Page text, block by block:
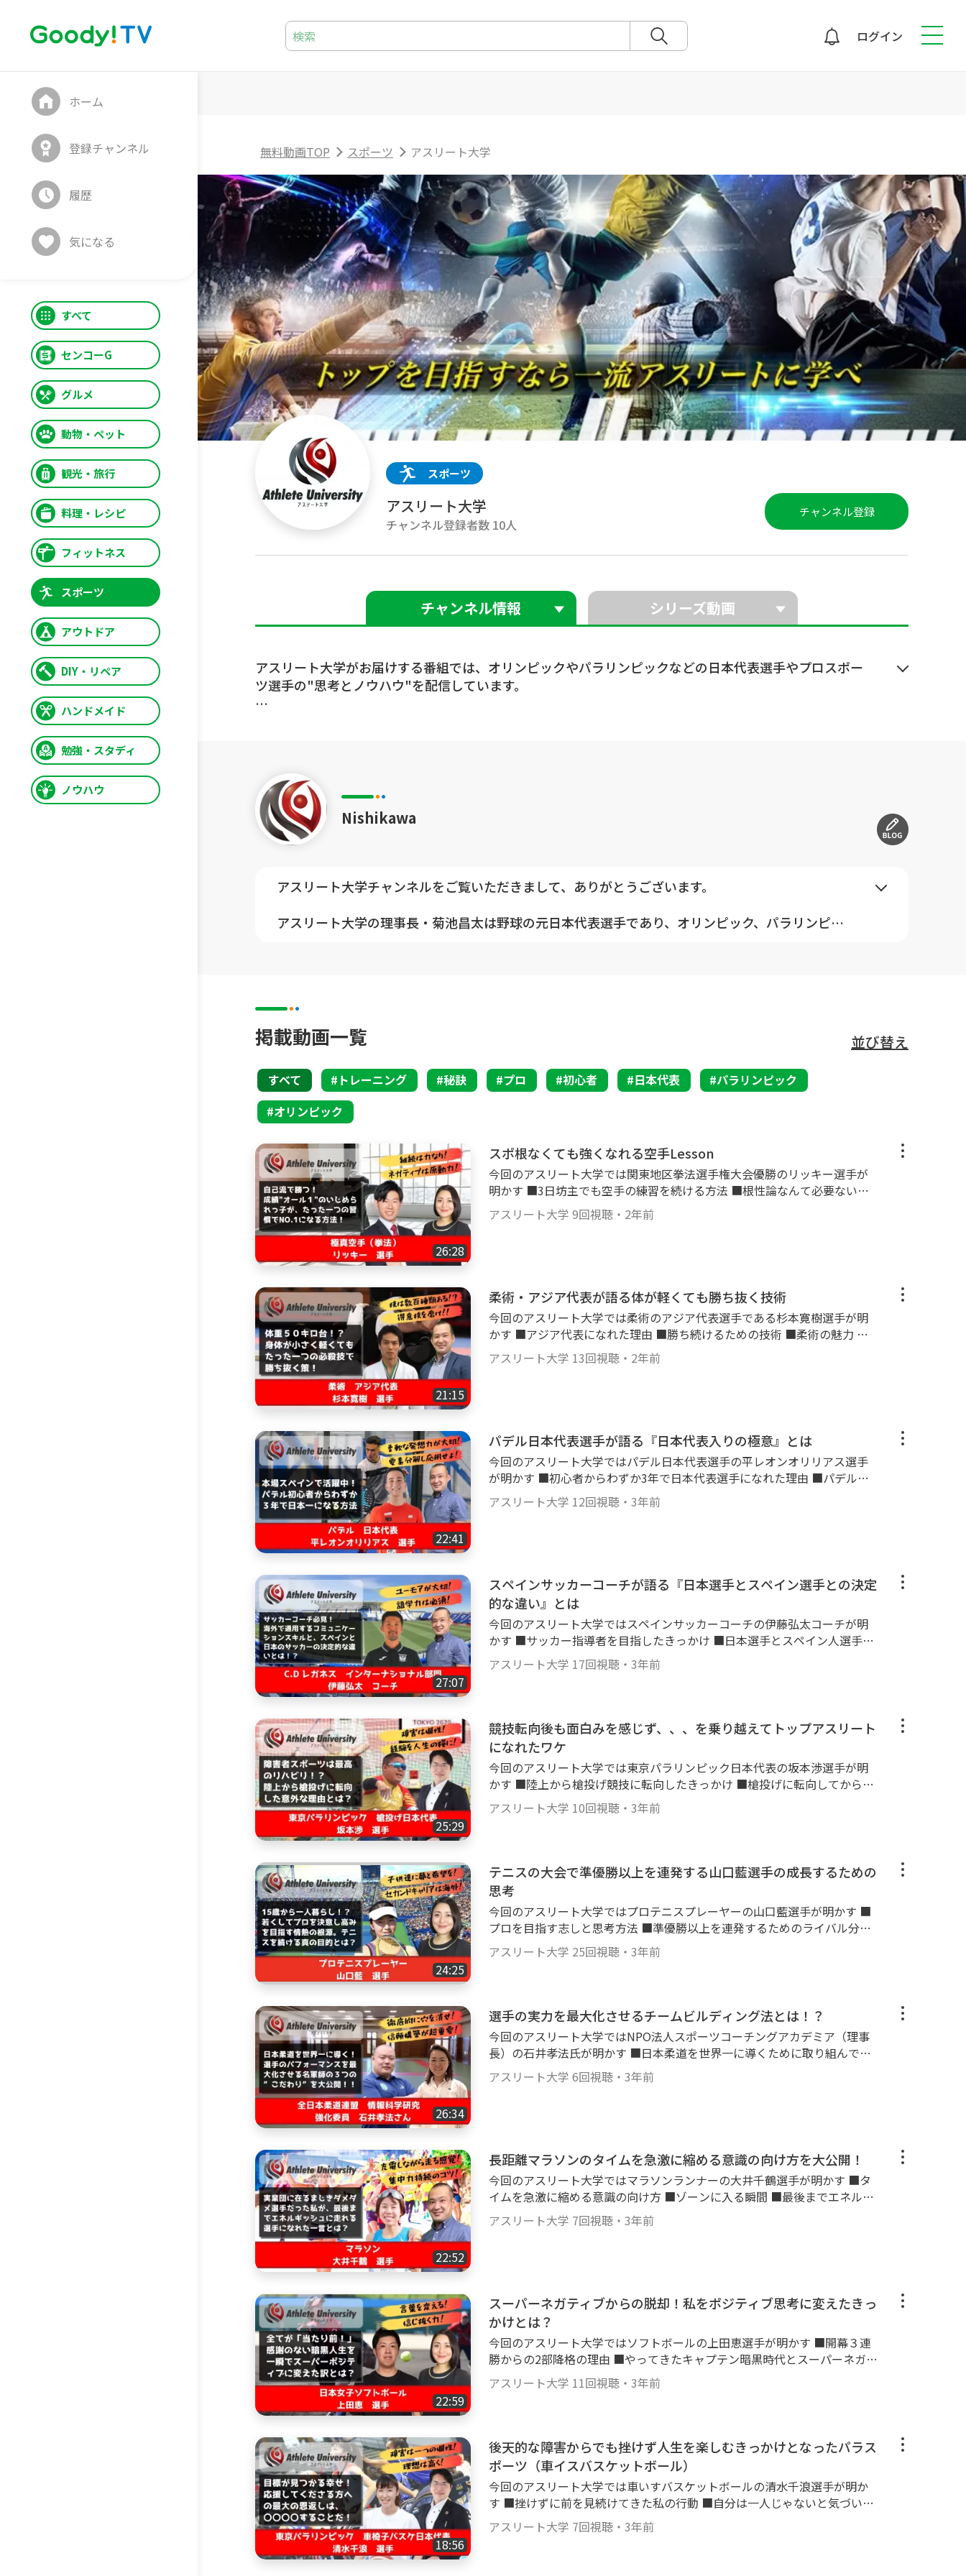
ログイン
ホーム
登録チャンネル
履歴
気になる
すべて
センコーG
グルメ
動物・ペット
観光・旅行
料理・レシピ
フィットネス
スポーツ
アウトドア
DIY・リペア
ハンドメイド
勉強・スタディ
ノウハウ
無料動画TOP スポーツ アスリート大学
スポーツ
アスリート大学
チャンネル登録者数 10人
チャンネル登録
チャンネル情報 シリーズ動画
アスリート大学がお届けする番組では、オリンピックやパラリンピックなどの日本代表選手やプロスポー
ツ選手の"思考とノウハウ"を配信しています。
■プロを目指している人
■レギュラー入りができなくて悩んでいる
■どんなトレーニングがいいのか？
理事長の菊池昌太をはじめ、頼もしいパーソナリティのメンバーが深掘りインタビューをしています。
Nishikawa
アスリート大学チャンネルをご覧いただきまして、ありがとうございます。
アスリート大学の理事長・菊池昌太は野球の元日本代表選手であり、オリンピック、パラリンピッ
そして今回、アスリート大学理事長の菊池昌太を中心に頼もしいパーソナリティーのメンバーと共
に、将来プロスポーツ選手を目指す子どもたちや、すでに活躍しているアスリートの一助になれれ
ばと思い、
スポーツ教育をテーマとして野球やサッカー、テニス、バスケットボールといった様々な競技種目
のトップアスリートたちから【プロで通用する思考とノウハウ】を伺い、アスリート大学チャンネ
そしてこの文面を執筆し、番組のクリエイト部分を担当しているのが、わたくし西川です。
私個人はアスリートとは程遠く、ぽっこりお腹が出ている中年男性（40代）です。
るようになりました。
特に下半身の筋肉が少ないので、まずは自重トレーニングから取り組んで筋肉を増やして代謝を上
げていきたいと思ってます。
このようなメンバーで楽しく和気藹々としながらも、鋭い角度からトップアスリートがなかなか表
では語らない極秘トレーニングなどについて語ってもらった内容を配信していますので、是非とも
掲載動画一覧 並び替え
すべて トレーニング 秘訣 プロ 初心者 日本代表
パラリンピック
オリンピック
26:28
スポ根なくても強くなれる空手Lesson
今回のアスリート大学では関東地区拳法選手権大会優勝のリッキー選手が
明かす ■3日坊主でも空手の練習を続ける方法 ■根性論なんて必要ない！
必要なのは〇〇 ■習慣化の極意 などなど ・空手の大会で活躍したい ・小
柄でも強くなりたい ・いつも長続きせずに3日坊主 という人向けに、関東
真）、拳法 【実績】 2005年度、関東地区拳法選手権大会優勝 2009年度、
愛知県立大学レシテーション大会、英語部門、最優秀賞 この動画を見終わ
った頃には、どのようなトレーニングをすれば空手家として強くなり試合
で勝てるようになるのかが分かります。 是非とも、今すぐに動画サイトGo
ody!TVのアスリート大学チャンネルでご視聴してみてください！
アスリート大学 9回視聴 ・ 2年前
21:15
柔術・アジア代表が語る体が軽くても勝ち抜く技術
今回のアスリート大学では柔術のアジア代表選手である杉本寛樹選手が明
かす ■アジア代表になれた理由 ■勝ち続けるための技術 ■柔術の魅力 な
どなど ・これから柔術を始めたい ・柔術の大会で活躍したい ・小柄でも強
くなりたい という人向けに、柔術のアジア代表選手である杉本寛樹選手が
勝（2018） 紫帯 アブダビワールドプロ 3位（2017） アブダビグランド
スラム東京 優勝（2017）ヒクソン杯 優勝（2013、2014） IBJJFワールド 3
位（2016） IBJJFアジア 優勝（2013、2015） JBJJF全日本 優勝（2013、
2015） 青帯 IBJJFパン選手権 優勝（2013） IBJJFアジア 優勝（2012）
JJFJ全日本 優勝（2010、2011） この動画を見終わった頃には、どのよう
アスリート大学 13回視聴 ・ 2年前
22:41
パデル日本代表選手が語る『日本代表入りの極意』とは
今回のアスリート大学ではパデル日本代表選手の平レオンオリリアス選手
が明かす ■初心者からわずか3年で日本代表選手になれた理由 ■パデルの
魅力 ■トッププレーヤーになるための経験値の貯め方 などなど ・これから
パデルを始めようかと考えている ・もっとパデルが上手くなりたい ・パデ
ついて、その秘訣を赤裸々に語っていただきます。 【平レオンオリリア
ス 選手】 パデル 【実績】 第4回全日本パデル選手権優勝 2020-2021年度
日本パデルツアーオープン大会８連勝 パデル日本代表Aチーム(2019,2020,2
021) 2019パデルジュニア世界選手権日本代表キャプテン この動画を見終わ
った頃には、パデル初心者からわずか3年で日本一になる方法を知ることが
できます。 是非とも、今すぐに動画サイトGoody!TVのアスリート大学チャ
ンネルでご視聴してみてください！
アスリート大学 12回視聴 ・ 3年前
27:07
スペインサッカーコーチが語る『日本選手とスペイン選手との決定
的な違い』とは
今回のアスリート大学ではスペインサッカーコーチの伊藤弘太コーチが明
かす ■サッカー指導者を目指したきっかけ ■日本選手とスペイン人選手の
決定的な違い ■世界で通用するサッカースキルを手に入れるために大切な
こと などなど ・サッカー監督・コーチとして関わっていきたい ・世界に通
実際に指導者になるまでの道のりと、日本選手の有利な部分と世界に通用す
る活かし方について秘訣を赤裸々に語っていただきます。 【伊藤弘太 コ
ーチ】 サッカー指導者 【指導歴】 スペイン指導者ライセンスレベル3(S級
相当) AD ALCORCON 2019-2021 CD LEGANES 2021- この動画を見終わった
頃には、指導者としてこれから活動していくにはどのような行動を取れば
いいのかが分かります。 また、世界に通用するサッカー選手になるため
アスリート大学 17回視聴 ・ 3年前
25:29
競技転向後も面白みを感じず、、、を乗り越えてトップアスリート
になれたワケ
今回のアスリート大学では東京パラリンピック日本代表の坂本渉選手が明
かす ■陸上から槍投げ競技に転向したきっかけ ■槍投げに転向してからの
向き合い方 ■楽しみを失った状態からの打開策 などなど ・競技そのものを
転向したい ・新たな競技に挑戦したい ・面白みがなくなった、、、スラン
語っていただきます。 【坂本渉 選手】 陸上競技（槍投げ） 【実績】 ２０
１９年 第30回 日本パラ陸上競技選手権大会 砲丸投げ２位 やり投げ２位
第24回 関東パラ陸上競技選手権大会 砲丸投げ２位 やり投げ２ 位 天皇
陛下御即位記念2019ジャパンパラ陸上競技大会 砲丸投げ２位 やり投げ
１位 ２０２０年 第31回日本パラ陸上競技選手権大会 砲丸投げ２位 やり
投げ２位 第25回関東パラ陸上競技選手権大会 砲丸投げ１位 やり投げ１
年 World Para Athletics Grand Prix Beigin 2017 砲丸投げ 金メダル/や
り投げ 金メダル この動画を見終わった頃には、新たなチャレンジやスラ
ンプ脱出への勇気と対策法を知ることができます。 是非とも、今すぐに動
画サイトGoody!TVのアスリート大学チャンネルでご視聴してみてくださ
い！
アスリート大学 10回視聴 ・ 3年前
24:25
テニスの大会で準優勝以上を連発する山口藍選手の成長するための
思考
今回のアスリート大学ではプロテニスプレーヤーの山口藍選手が明かす ■
プロを目指す志しと思考方法 ■準優勝以上を連発するためのライバル分析
方法 ■行動力が身についたきっかけ などなど ・テニスの大会で優勝したい
・テニスがもっと上手くなりたい ・これからプロテニスプレーヤーを目指
語っていただきます。 【山口藍 選手】 【種目】 プロテニスプレーヤー
【実績】 2016年 ワールドジュニアU14 日本代表 2017 中牟田杯全国選抜ジ
ュニア 単 準優勝 2017 ITFJr サイパンG5 単 準優勝 2017ITFJr 兵庫G4 単 ベ
スト4 2017 全国中学生テニス選手権 単 準優勝 2018ITFJr 香港 ベスト 単 ベ
スト4 2018ITFJr 茅ヶ崎G5 単複 優勝 2018ITFJr 中国G3 複 準優勝 2019ITFJ
ody!TVのアスリート大学チャンネルでご視聴してみてください！
アスリート大学 25回視聴 ・ 3年前
26:34
選手の実力を最大化させるチームビルディング法とは！？
今回のアスリート大学ではNPO法人スポーツコーチングアカデミア（理事
長）の石井孝法氏が明かす ■日本柔道を世界一に導くために取り組んでき
たこと ■継続的に強いチームを作るコツ ■個人のスキルを最大化させるコ
ーチング術 などなど ・指導者として強い柔道選手を育成したい ・チームビ
ンドセットの視点、ボトルネックの見つけ方など、チームとして・選手とし
て強くなるための秘訣を赤裸々に語っていただきます。 石井孝法 氏 【種
目】 柔道 【実績】 了徳寺大学教養部（教授） NPO法人スポーツコーチン
グアカデミア（理事長） 【専門競技種目／研究分野】 柔道／コーチング，
バイオメカニクス 【競技歴・指導歴】 1.2001年講道館杯全日本体重別選手
日本空手道連盟サポートゼネラルマネジャーとしてナショナルチームをサ
ポート（2018-2021） 東京五輪獲得メダル数｜金1個，銀1個，銅1個 4.了
徳寺大学職員（実業団）柔道部 統括コーチ（2008-2021） 所属として
のオリンピック獲得メダル数｜金１個（ウルフ），銀1個（平岡） 所属と
しての世界選手権大会獲得メダル数｜金7個，銀8個，銅9個 この動画を見終
わった頃には、最強チームを作る凄腕監督になって、世界で戦えるチームの
アスリート大学 6回視聴 ・ 3年前
22:52
長距離マラソンのタイムを急激に縮める意識の向け方を大公開！
今回のアスリート大学ではマラソンランナーの大井千鶴選手が明かす ■タ
イムを急激に縮める意識の向け方 ■ゾーンに入る瞬間 ■最後までエネルギ
ッシュに走り切るコツ などなど ・長距離マラソンを完走したい ・もっとタ
イムを縮めたい ・走っている時の思考や目線などが気になる という人向け
阪国際女子マラソン 20位 2021年 金沢マラソン 3位 2021年 奈良マラソン 2
位 この動画を見終わった頃には、どのように意識を保てばいいのか、タイ
ムを速くするためのトレーニングや思考方法が分かります。 是非とも、今
すぐに動画サイトGoody!TVのアスリート大学チャンネルでご視聴してみて
ください！
アスリート大学 7回視聴 ・ 3年前
22:59
スーパーネガティブからの脱却！私をポジティブ思考に変えたきっ
かけとは？
今回のアスリート大学ではソフトボールの上田恵選手が明かす ■開幕３連
勝からの2部降格の理由 ■やってきたキャプテン暗黒時代とスーパーネガテ
ィブ ■ターニングポイントとなったきっかけ などなど ・もっとポジティブ
に物事を捉えたい ・キャプテンとして、チーム内で役割をしっかり果たし
テンというプレッシャーとスーパーネガティブ思考をスーパーポジティブ
思考に切り替えて、現状打破してきた方法を赤裸々に語っていただきます。
【上田恵 選手】 【種目】ソフトボール 【実績】東京2020パラリンピッ
ク 6位 この動画を見終わった頃には、ものごとの良い面を見てアグレッシ
ブに行動できるようになります。 是非とも、今すぐに動画サイトGoody!TV
のアスリート大学チャンネルでご視聴してみてください！
アスリート大学 11回視聴 ・ 3年前
18:56
後天的な障害からでも挫けず人生を楽しむきっかけとなったパラス
ポーツ（車イスバスケットボール）
今回のアスリート大学では車いすバスケットボールの清水千浪選手が明か
す ■挫けずに前を見続けてきた私の行動 ■自分は一人じゃないと気づいた
瞬間 ■後天的な障害でも前向きになれた理由 などなど 障害を負っても前向
きになれた私の人生感について、バスケットボールの清水千浪選手が実際に
アスリート大学 7回視聴 ・ 3年前